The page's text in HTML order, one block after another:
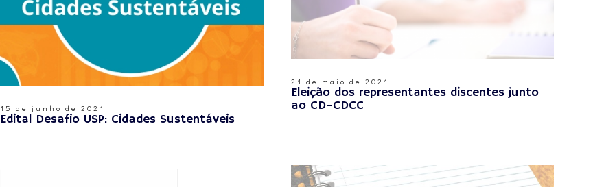
15 de junho de 2021
Edital Desafio USP: Cidades Sustentáveis
21 de maio de 2021
Eleição dos representantes discentes junto
ao CD-CDCC